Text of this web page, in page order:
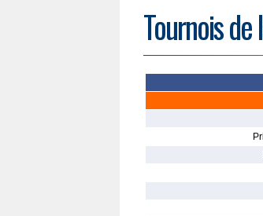
Tournois de